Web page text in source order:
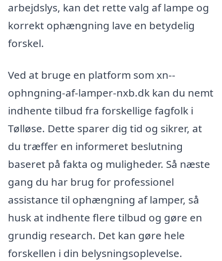
arbejdslys, kan det rette valg af lampe og
korrekt ophængning lave en betydelig
forskel.
Ved at bruge en platform som xn--
ophngning-af-lamper-nxb.dk kan du nemt
indhente tilbud fra forskellige fagfolk i
Tølløse. Dette sparer dig tid og sikrer, at
du træffer en informeret beslutning
baseret på fakta og muligheder. Så næste
gang du har brug for professionel
assistance til ophængning af lamper, så
husk at indhente flere tilbud og gøre en
grundig research. Det kan gøre hele
forskellen i din belysningsoplevelse.